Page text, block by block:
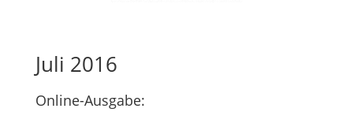
Juli 2016
Online-Ausgabe: